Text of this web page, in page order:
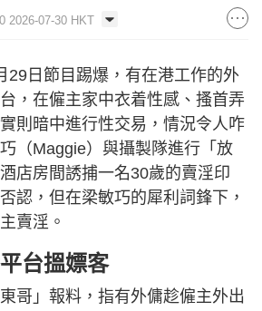
2026-07-30 HKT
29日節目踢爆，有在港工作的外
，在僱主家中衣着性感、搔首弄
則暗中進行性交易，情況令人咋
（Maggie）與攝製隊進行「放
店房間誘捕一名30歲的賣淫印
認，但在梁敏巧的犀利詞鋒下，
賣淫。
台搵嫖客
哥」報料，指有外傭趁僱主外出